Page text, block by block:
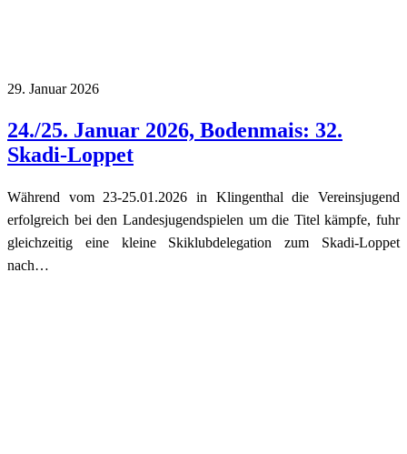
29. Januar 2026
24./25. Januar 2026, Bodenmais: 32.
Skadi-Loppet
Während vom 23-25.01.2026 in Klingenthal die Vereinsjugend
erfolgreich bei den Landesjugendspielen um die Titel kämpfe, fuhr
gleichzeitig eine kleine Skiklubdelegation zum Skadi-Loppet
nach…